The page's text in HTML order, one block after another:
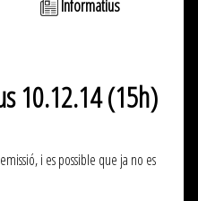
Informatius
10.12.14 (15h)
i es possible que ja no es